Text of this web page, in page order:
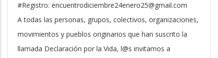
#Registro: encuentrodiciembre24enero25@gmail.com
A todas las personas, grupos, colectivos, organizaciones,
movimientos y pueblos originarios que han suscrito la
llamada Declaración por la Vida, l@s invitamos a